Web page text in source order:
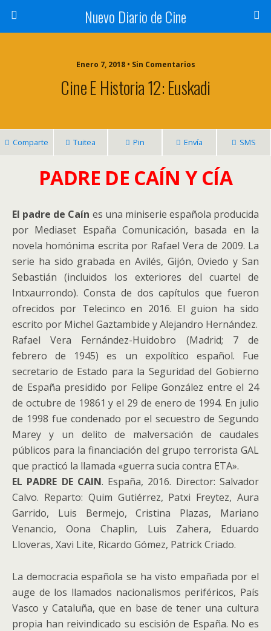
Nuevo Diario de Cine
Enero 7, 2018 • Sin Comentarios
Cine E Historia 12: Euskadi
Comparte Tuitea Pin Envía SMS
PADRE DE CAÍN Y CÍA
El padre de Caín es una miniserie española producida
por Mediaset España Comunicación, basada en la
novela homónima escrita por Rafael Vera de 2009. La
serie ha sido grabada en Avilés, Gijón, Oviedo y San
Sebastián (incluidos los exteriores del cuartel de
Intxaurrondo). Consta de dos capítulos que fueron
ofrecidos por Telecinco en 2016. El guion ha sido
escrito por Michel Gaztambide y Alejandro Hernández.
Rafael Vera Fernández-Huidobro (Madrid; 7 de
febrero de 1945) es un expolítico español. Fue
secretario de Estado para la Seguridad del Gobierno
de España presidido por Felipe González entre el 24
de octubre de 19861​ y el 29 de enero de 1994. En julio
de 1998 fue condenado por el secuestro de Segundo
Marey y un delito de malversación de caudales
públicos para la financiación del grupo terrorista GAL
que practicó la llamada «guerra sucia contra ETA».
EL PADRE DE CAIN. España, 2016. Director: Salvador
Calvo. Reparto: Quim Gutiérrez, Patxi Freytez, Aura
Garrido, Luis Bermejo, Cristina Plazas, Mariano
Venancio, Oona Chaplin, Luis Zahera, Eduardo
Lloveras, Xavi Lite, Ricardo Gómez, Patrick Criado.
La democracia española se ha visto empañada por el
auge de los llamados nacionalismos periféricos, País
Vasco y Cataluña, que en base de tener una cultura
propia han reivindicado su escisión de España. No es